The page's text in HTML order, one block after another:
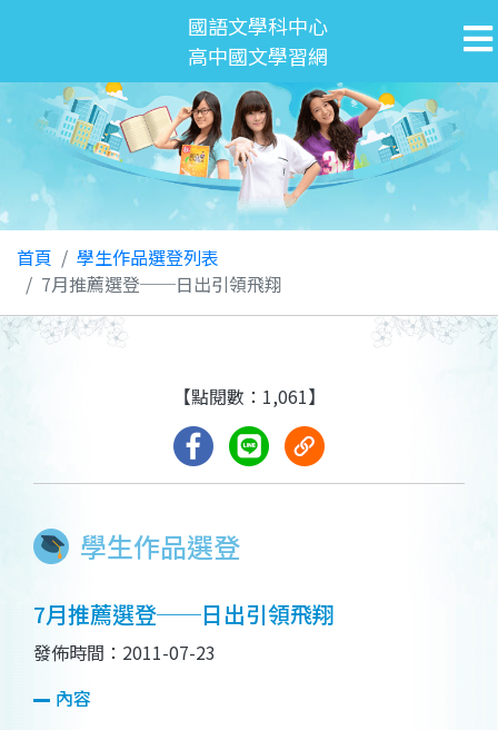
國語文學科中心
高中國文學習網
首頁
學生作品選登列表
7月推薦選登──日出引領飛翔
學生作品選登
【點閱數：1,061】
7月推薦選登──日出引領飛翔
發佈時間：2011-07-23
內容